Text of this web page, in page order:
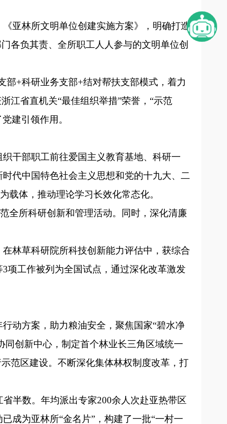
亚林所文明单位创建实施方案》，明确打造
各负其责、全所职工人人参与的文明单位创
部+科研业务支部+结对帮扶支部模式，着力
江省直机关“最佳组织举措”荣誉，“示范
建引领作用。
干部职工前往爱国主义教育基地、科研一
代中国特色社会主义思想和党的十九大、二
载体，推动理论学习长效化常态化。
全所科研创新和管理活动。同时，深化清廉
林草科研院所科技创新能力评估中，获综合
项工作被列为全国试点，通过深化改革激发
动方案，助力粮油安全，聚焦国家“碧水净
同创新中心，制定首个林业长三角区域统一
范区建设。不断深化集体林权制度改革，打
半数。年均派出专家200余人次赴亚热带区
成为亚林所“金名片”，构建了一批“一村一